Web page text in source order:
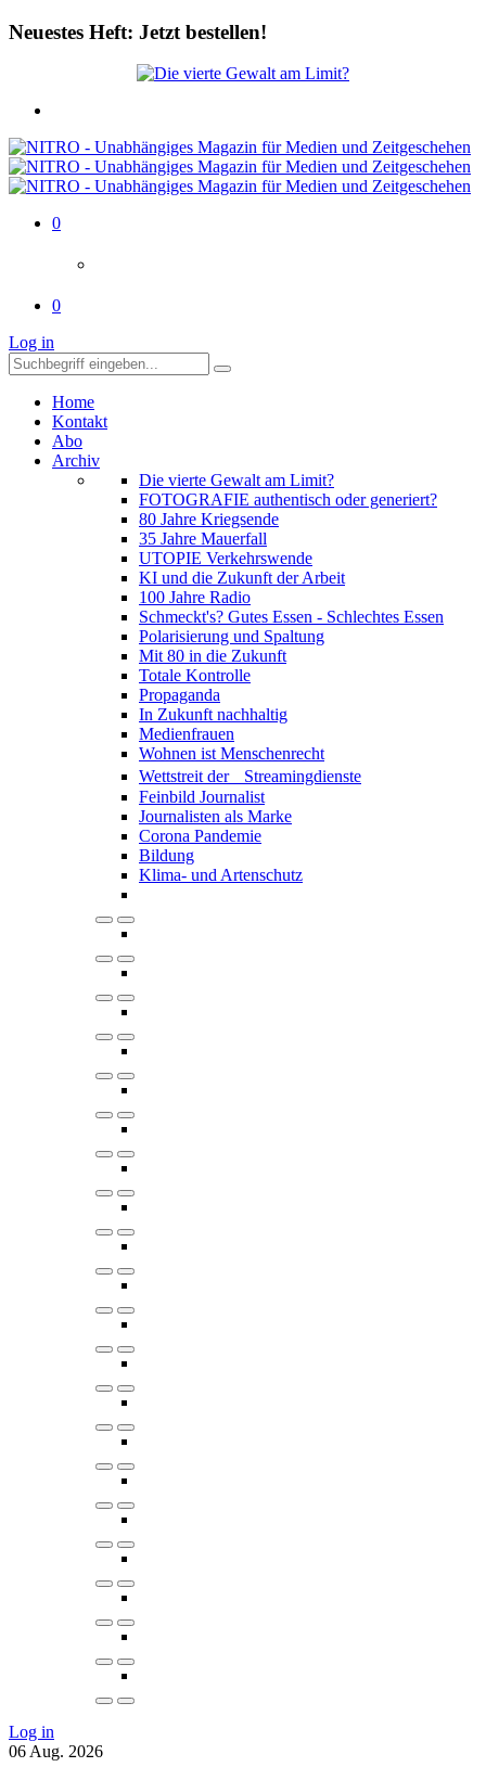
Neuestes Heft: Jetzt bestellen!
0
0
Log in
Home
Kontakt
Abo
Archiv
Die vierte Gewalt am Limit?
FOTOGRAFIE authentisch oder generiert?
80 Jahre Kriegsende
35 Jahre Mauerfall
UTOPIE Verkehrswende
KI und die Zukunft der Arbeit
100 Jahre Radio
Schmeckt's? Gutes Essen - Schlechtes Essen
Polarisierung und Spaltung
Mit 80 in die Zukunft
Totale Kontrolle
Propaganda
In Zukunft nachhaltig
Medienfrauen
Wohnen ist Menschenrecht
Wettstreit der Streamingdienste
Feinbild Journalist
Journalisten als Marke
Corona Pandemie
Bildung
Klima- und Artenschutz
Log in
06 Aug. 2026